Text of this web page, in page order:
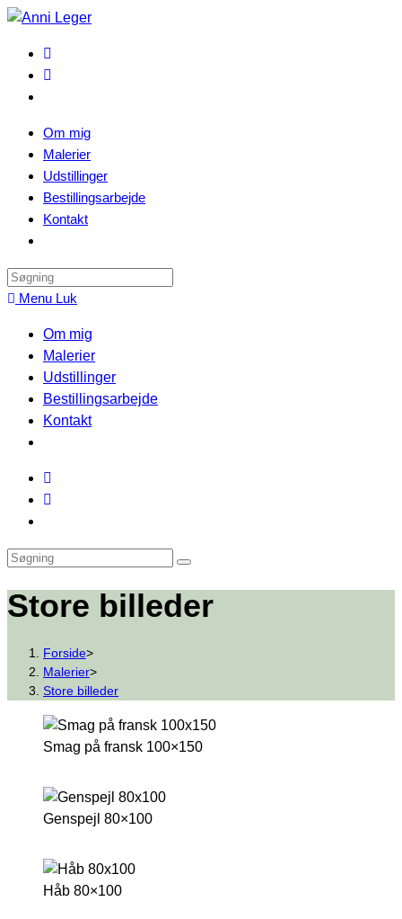
Skip
content
Om mig
Malerier
Udstillinger
Bestillingsarbejde
Kontakt
Search
thisMenu Luk
Om mig
Malerier
Udstillinger
Bestillingsarbejde
Kontakt
Store billeder
Forside>
Malerier>
Store billeder
Smag på fransk 100×150
Genspejl 80×100
Håb 80×100